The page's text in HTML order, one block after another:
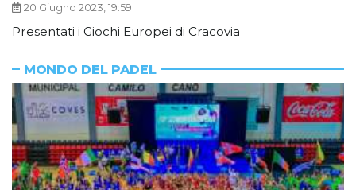
20 Giugno 2023, 19:59
Presentati i Giochi Europei di Cracovia
MONDO DEL PADEL